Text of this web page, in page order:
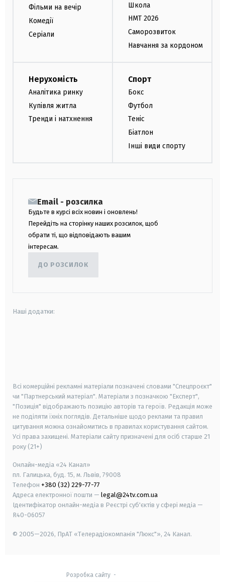
Фільми на вечір
Комедії
Серіали
Школа
НМТ 2026
Саморозвиток
Навчання за кордоном
Нерухомість
Аналітика ринку
Купівля житла
Тренди і натхнення
Спорт
Бокс
Футбол
Теніс
Біатлон
Інші види спорту
Email - розсилка
Будьте в курсі всіх новин і оновлень!
Перейдіть на сторінку наших розсилок, щоб
обрати ті, що відповідають вашим
інтересам.
ДО РОЗСИЛОК
Наші додатки:
Всі комерційні рекламні матеріали позначені словами "Спецпроєкт"
чи "Партнерський матеріал". Матеріали з позначкою "Експерт",
"Позиція" відображають позицію авторів та героїв. Редакція може
не поділяти їхніх поглядів. Детальніше щодо реклами та правил
цитування можна ознайомитись в правилах користування сайтом.
Усі права захищені. Матеріали сайту призначені для осіб старше 21
року (21+)
Онлайн-медіа «24 Канал»
пл. Галицька, буд. 15, м. Львів, 79008
Телефон +380 (32) 229-77-77
Адреса електронної пошти — legal@24tv.com.ua
Ідентифікатор онлайн-медіа в Реєстрі суб'єктів у сфері медіа —
R40-06057
© 2005—2026, ПрАТ «Телерадіокомпанія "Люкс"», 24 Канал.
Розробка сайту-